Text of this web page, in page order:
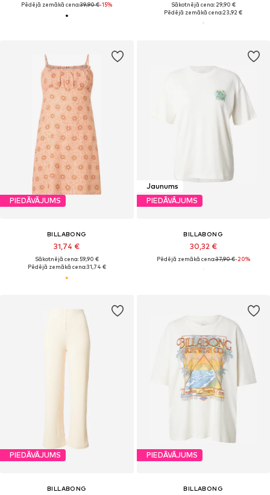
Pēdējā zemākā cena:39,90 €-15%
Sākotnējā cena: 29,90 €
Pēdējā zemākā cena:23,92 €
PIEDĀVĀJUMS
BILLABONG
31,74 €
Sākotnējā cena: 59,90 €
Pēdējā zemākā cena:31,74 €
Jaunums
PIEDĀVĀJUMS
BILLABONG
30,32 €
Pēdējā zemākā cena:37,90 €-20%
PIEDĀVĀJUMS
BILLABONG
PIEDĀVĀJUMS
BILLABONG